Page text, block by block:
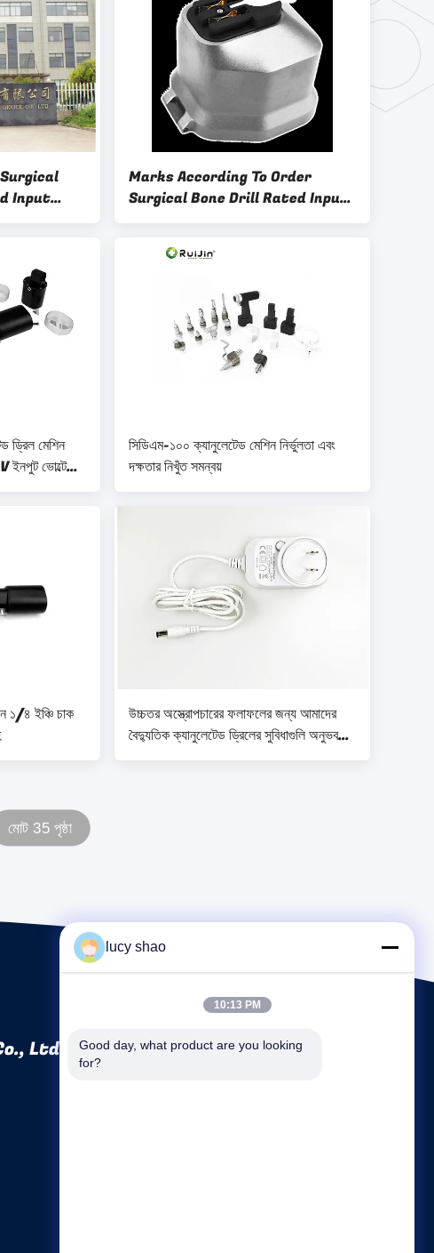
Input
Marks According To Order
Surgical Bone Drill Rated Input
Power 72W
ড্রিল মেশিন
ভোল্টেজের
সিডিএম-১০০ ক্যানুলেটেড মেশিন নির্ভুলতা এবং
দক্ষতার নিখুঁত সমন্বয়
১/৪ ইঞ্চি চাক
উচ্চতর অস্ত্রোপচারের ফলাফলের জন্য আমাদের
বৈদ্যুতিক ক্যানুলেটেড ড্রিলের সুবিধাগুলি অনুভব
করুন
মোট 35 পৃষ্ঠা
Ltd.
lucy shao
10:13 PM
Good day, what product are you looking
for?